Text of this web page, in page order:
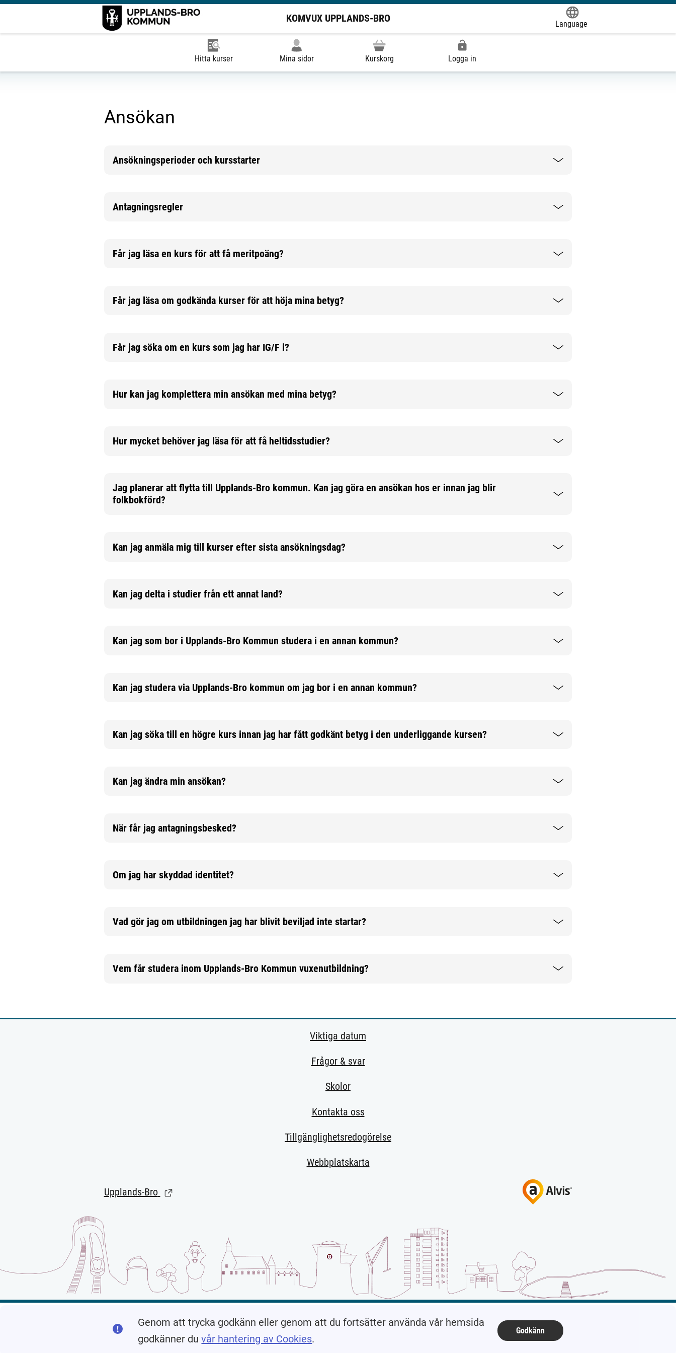
KOMVUX UPPLANDS-BRO
Language
Hitta kurser Mina sidor Kurskorg Logga in
Ansökan
Ansökningsperioder och kursstarter
Mer information
Antagningsregler
Mer information
Får jag läsa en kurs för att få meritpoäng?
Mer information
Får jag läsa om godkända kurser för att höja mina betyg?
Mer information
Får jag söka om en kurs som jag har IG/F i?
Mer information
Hur kan jag komplettera min ansökan med mina betyg?
Mer information
Hur mycket behöver jag läsa för att få heltidsstudier?
Mer information
Jag planerar att flytta till Upplands-Bro kommun. Kan jag göra en ansökan hos er innan jag blir
folkbokförd?
Mer information
Kan jag anmäla mig till kurser efter sista ansökningsdag?
Mer information
Kan jag delta i studier från ett annat land?
Mer information
Kan jag som bor i Upplands-Bro Kommun studera i en annan kommun?
Mer information
Kan jag studera via Upplands-Bro kommun om jag bor i en annan kommun?
Mer information
Kan jag söka till en högre kurs innan jag har fått godkänt betyg i den underliggande kursen?
Mer information
Kan jag ändra min ansökan?
Mer information
När får jag antagningsbesked?
Mer information
Om jag har skyddad identitet?
Mer information
Vad gör jag om utbildningen jag har blivit beviljad inte startar?
Mer information
Vem får studera inom Upplands-Bro Kommun vuxenutbildning?
Viktiga datum
Frågor & svar
Skolor
Kontakta oss
Tillgänglighetsredogörelse
Webbplatskarta
Upplands-Bro (Länk till extern sida.)
Genom att trycka godkänn eller genom att du fortsätter använda vår hemsida
godkänner duvår hantering av Cookies.
Godkänn